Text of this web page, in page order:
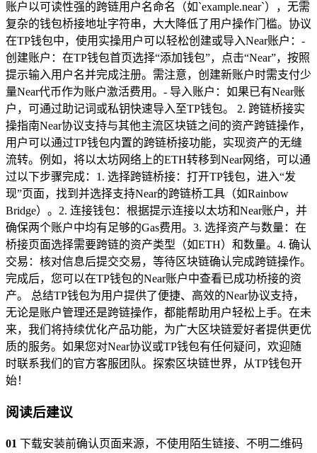
账户以可读性强的跨链用户名命名（如`example.near`），无需
复杂的钱包桥接地址字符串，大大降低了用户操作门槛。协议
在TP钱包中，使用实操用户可以轻松创建或导入Near账户：-
创建账户：在TP钱包首页选择“添加钱包”，点击“Near”，按照
提示输入用户名并完成注册。需注意，创建新账户时需支付少
量Near代币作为账户激活费用。- 导入账户：如果已有Near账
户，可通过助记词或私钥快速导入至TP钱包。 2. 跨链桥接实
操指南Near协议支持与其他主流区块链之间的资产跨链操作，
用户可以通过TP钱包内置的跨链桥接功能，实现资产的无缝
流转。例如，将以太坊网络上的ETH转移到Near网络，可以通
过以下步骤完成：1. 选择跨链桥接：打开TP钱包，进入“发
现”页面，找到并选择支持Near的跨链桥工具（如Rainbow
Bridge）。2. 连接钱包：根据提示连接以太坊和Near账户，并
确保两个账户中均有足够的Gas费用。3. 选择资产与数量：在
桥接页面选择需要跨链的资产类型（如ETH）和数量。4. 确认
交易：核对信息后提交交易，等待区块链确认完成跨链操作。
完成后，您可以在TP钱包的Near账户中查看已成功桥接的资
产。 总结TP钱包为用户提供了便捷、高效的Near协议支持，
无论是账户管理还是跨链操作，都能帮助用户轻松上手。在未
来，我们将持续优化产品功能，为广大区块链爱好者提供更优
质的服务。如果您对Near协议或TP钱包有任何疑问，欢迎随
时联系我们的官方客服团队。探索区块链世界，从TP钱包开
始！
阅读后建议
01 下载安装前确认页面来源，不使用陌生链接、不明二维码